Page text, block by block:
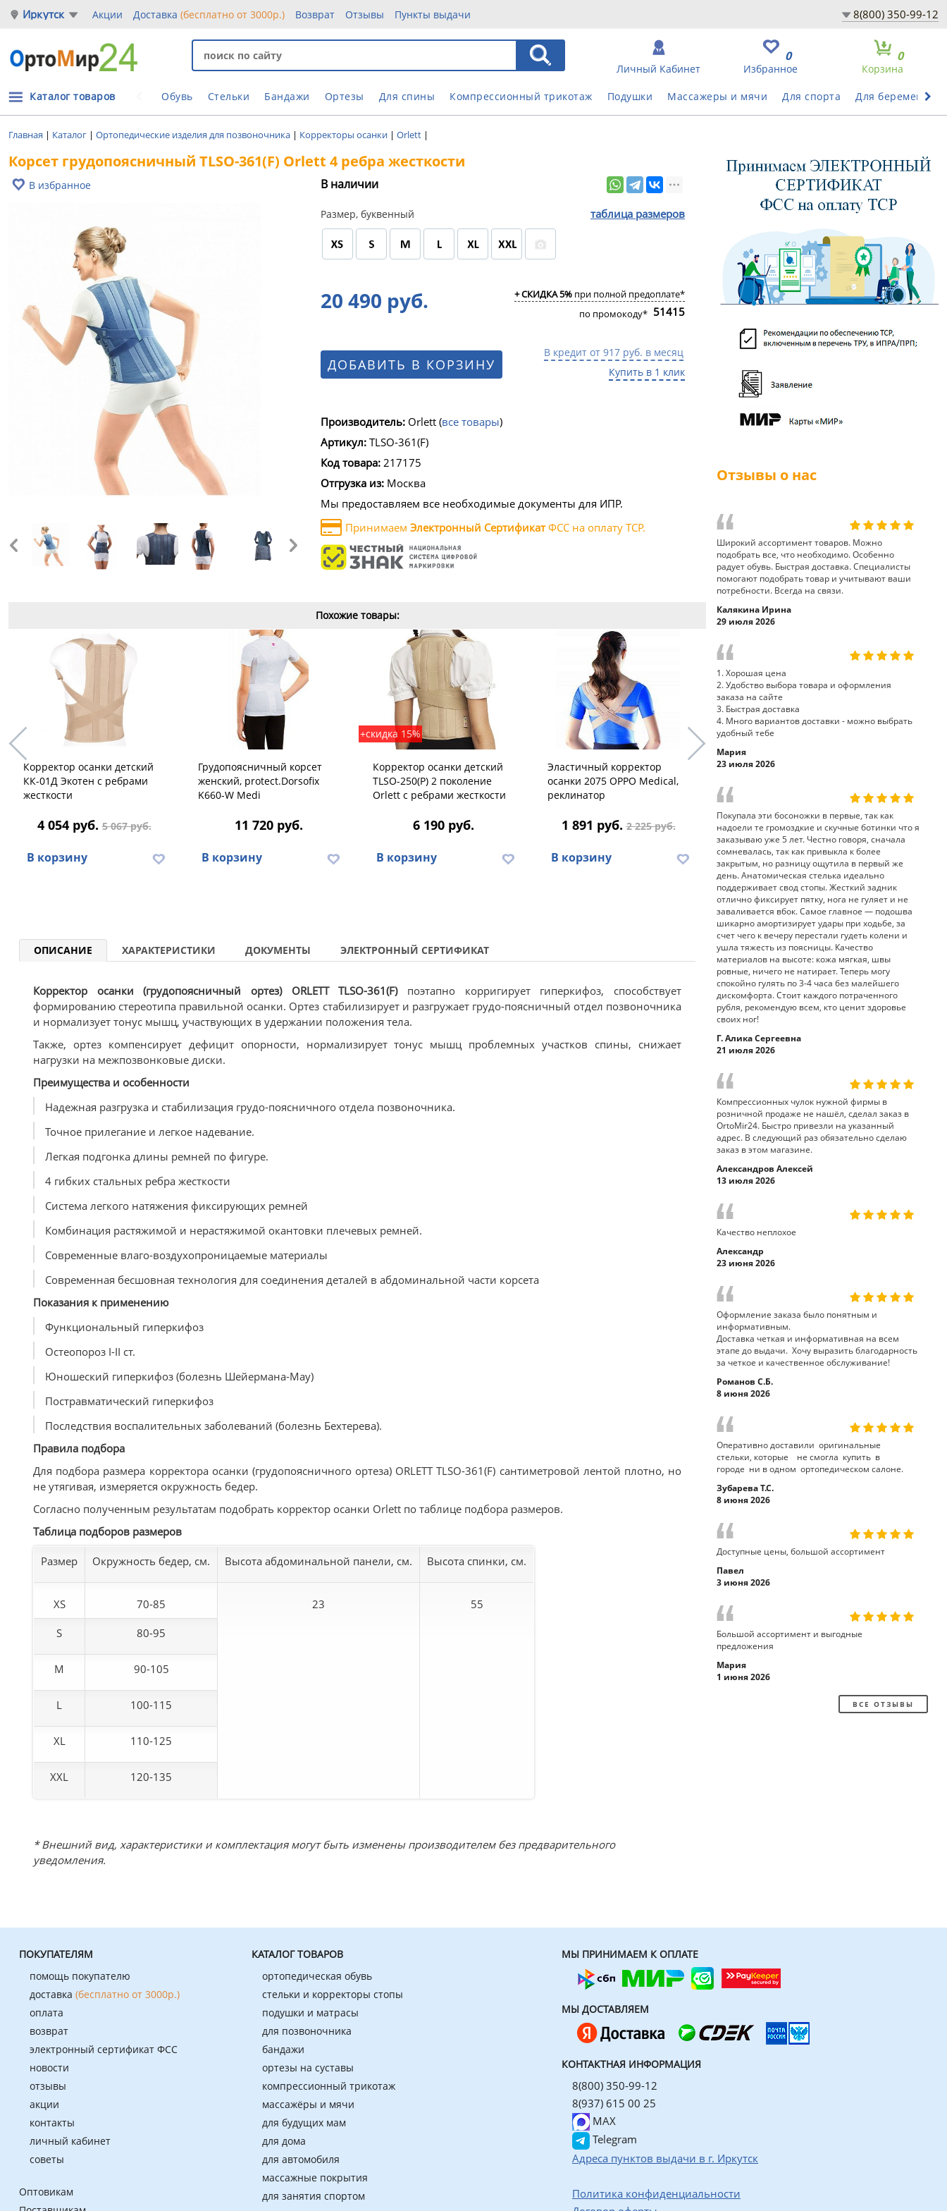
Иркутск Акции Доставка(бесплатно от 3000р.) Возврат Отзывы Пункты выдачи 8(800) 350-99-12
Корзина
0
Избранное
0
Личный Кабинет
Обувь Стельки Бандажи Ортезы Для спины Компрессионный трикотаж Подушки Массажеры и мячи Для спорта Для беременных
Каталог товаров
Главная | Каталог | Ортопедические изделия для позвоночника | Корректоры осанки | Orlett |
Корсет грудопоясничный TLSO-361(F) Orlett 4 ребра жесткости
В избранное В наличии
Размер, буквенный таблица размеров
20 490 руб. + СКИДКА 5%при полной предоплате*
по промокоду* 51415
ДОБАВИТЬ В КОРЗИНУ
В кредит от 917 руб. в месяц
Купить в 1 клик
Производитель: Orlett(все товары)
Артикул: TLSO-361(F)
Код товара: 217175
Отгрузка из: Москва
Мы предоставляем все необходимые документы для ИПР.
Принимаем Электронный СертификатФСС на оплату ТСР.
Похожие товары:
Корректор осанки детский
КК-01Д Экотен с ребрами
жесткости
4 054 руб.5 067 руб.
В корзину
Грудопоясничный корсет
женский, protect.Dorsofix
K660-W Medi
11 720 руб.
В корзину
+скидка 15%
Корректор осанки детский
TLSO-250(P) 2 поколение
Orlett с ребрами жесткости
6 190 руб.
В корзину
Эластичный корректор
осанки 2075 OPPO Medical,
реклинатор
1 891 руб.2 225 руб.
В корзину
Экотен, 4 ребра жесткости
2 510 руб.3 138 руб.
В корзину
3
ОПИСАНИЕ ХАРАКТЕРИСТИКИ ДОКУМЕНТЫ ЭЛЕКТРОННЫЙ СЕРТИФИКАТ
Корректор осанки (грудопоясничный ортез) ORLETT TLSO-361(F)поэтапно корригирует гиперкифоз, способствует
формированию стереотипа правильной осанки. Ортез стабилизирует и разгружает грудо-поясничный отдел позвоночника
и нормализует тонус мышц, участвующих в удер­жании положения тела.
Также, ортез компенсирует дефицит опорности, нормализирует тонус мышц проблемных участков спины, снижает
нагрузки на межпозвонковые диски.
Преимущества и особенности
Надежная разгрузка и стабилизация грудо-поясничного отдела позвоночника.
Точное прилегание и легкое надевание.
Легкая подгонка длины ремней по фигуре.
4 гибких стальных ребра жесткости
Система легкого натяжения фиксирующих ремней
Комбинация растяжимой и нерастяжимой окантовки плечевых ремней.
Современные влаго-воздухопроницаемые материалы
Современная бесшовная технология для соединения деталей в абдоминальной части корсета
Показания к применению
Функциональный гиперкифоз
Остеопороз I-II ст.
Юношеский гиперкифоз (болезнь Шейермана-Мау)
Постравматический гиперкифоз
Последствия воспалительных заболеваний (болезнь Бехтерева).
Правила подбора
Для подбора размера корректора осанки (грудопоясничного ортеза) ORLETT TLSO-361(F) сантиметровой лентой плотно, но
не утягивая, измеряется окружность бедер.
Согласно полученным результатам подобрать корректор осанки Orlett по таблице подбора размеров.
Таблица подборов размеров
Размер Окружность бедер, см. Высота абдоминальной панели, см. Высота спинки, см.
XS 70-85 23 55
S 80-95
M 90-105
L 100-115
XL 110-125
XXL 120-135
* Внешний вид, характеристики и комплектация могут быть изменены производителем без предварительного
уведомления.
Отзывы о нас
Широкий ассортимент товаров. Можно
подобрать все, что необходимо. Особенно
радует обувь. Быстрая доставка. Специалисты
помогают подобрать товар и учитывают ваши
потребности. Всегда на связи.
Калякина Ирина
29 июля 2026
1. Хорошая цена
2. Удобство выбора товара и оформления
заказа на сайте
3. Быстрая доставка
4. Много вариантов доставки - можно выбрать
удобный тебе
Мария
23 июля 2026
Покупала эти босоножки в первые, так как
надоели те громоздкие и скучные ботинки что я
заказываю уже 5 лет. Честно говоря, сначала
сомневалась, так как привыкла к более
закрытым, но разницу ощутила в первый же
день. Анатомическая стелька идеально
поддерживает свод стопы. Жесткий задник
отлично фиксирует пятку, нога не гуляет и не
заваливается вбок. Самое главное — подошва
шикарно амортизирует удары при ходьбе, за
счет чего к вечеру перестали гудеть колени и
ушла тяжесть из поясницы. Качество
материалов на высоте: кожа мягкая, швы
ровные, ничего не натирает. Теперь могу
спокойно гулять по 3-4 часа без малейшего
дискомфорта. Стоит каждого потраченного
рубля, рекомендую всем, кто ценит здоровье
своих ног!
Г. Алика Сергеевна
21 июля 2026
Компрессионных чулок нужной фирмы в
розничной продаже не нашёл, сделал заказ в
OrtoMir24. Быстро привезли на указанный
адрес. В следующий раз обязательно сделаю
заказ в этом магазине.
Александров Алексей
13 июля 2026
Качество неплохое
Александр
23 июня 2026
Оформление заказа было понятным и
информативным.
Доставка четкая и информативная на всем
этапе до выдачи. Хочу выразить благодарность
за четкое и качественное обслуживание!
Романов С.Б.
8 июня 2026
Оперативно доставили оригинальные
стельки, которые не смогла купить в
городе ни в одном ортопедическом салоне.
Зубарева Т.С.
8 июня 2026
Доступные цены, большой ассортимент
Павел
3 июня 2026
Большой ассортимент и выгодные
предложения
Мария
1 июня 2026
ВСЕ ОТЗЫВЫ
ПОКУПАТЕЛЯМ
помощь покупателю
доставка (бесплатно от 3000р.)
оплата
возврат
электронный сертификат ФСС
новости
отзывы
акции
контакты
личный кабинет
советы
Оптовикам
КАТАЛОГ ТОВАРОВ
ортопедическая обувь
стельки и корректоры стопы
подушки и матрасы
для позвоночника
бандажи
ортезы на суставы
компрессионный трикотаж
массажёры и мячи
для будущих мам
для дома
для автомобиля
массажные покрытия
для занятия спортом
МЫ ПРИНИМАЕМ К ОПЛАТЕ
МЫ ДОСТАВЛЯЕМ
КОНТАКТНАЯ ИНФОРМАЦИЯ
8(800) 350-99-12
8(937) 615 00 25
MAX
Telegram
Адреса пунктов выдачи в г. Иркутск
Политика конфиденциальности